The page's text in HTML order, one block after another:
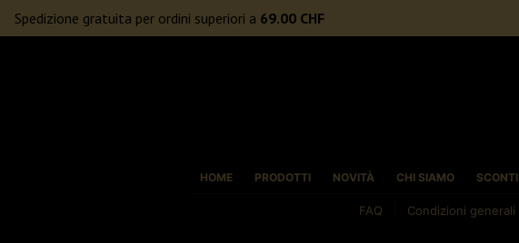
HOME PRODOTTI NOVITÀ CHI SIAMO SCONTI
FAQ Condizioni generali
Spedizione gratuita per ordini superiori a 69.00 CHF